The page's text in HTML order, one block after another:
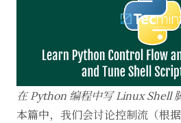
在 Python 编程中写 Linux Shell
本篇中，我们会讨论控制流（根